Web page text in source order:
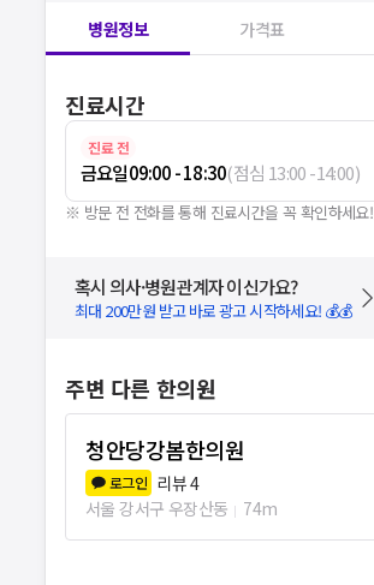
병원정보 가격표
진료시간
진료 전
금요일09:00 - 18:30(점심 13:00-14:00)
※ 방문 전 전화를 통해 진료시간을 꼭 확인하세요!
혹시 의사·병원관계자 이신가요?
최대 200만원 받고 바로 광고 시작하세요! 💰💰
주변 다른 한의원
청안당강봄한의원
로그인 리뷰4
서울 강서구 우장산동
74m